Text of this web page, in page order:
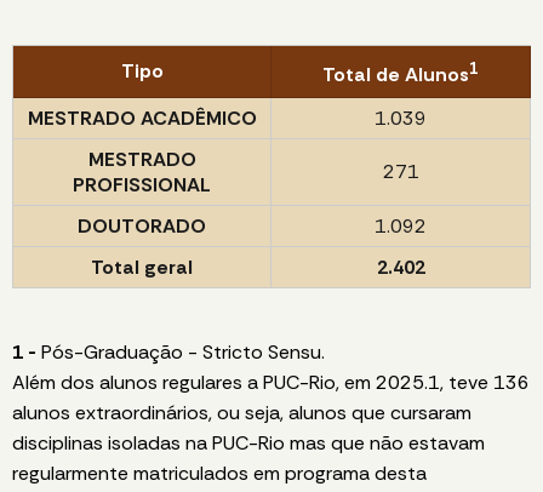
Tipo Total de Alunos1
MESTRADO ACADÊMICO
1.039
MESTRADO
PROFISSIONAL
271
DOUTORADO
1.092
Total geral
2.402
1 - Pós-Graduação - Stricto Sensu.
Além dos alunos regulares a PUC-Rio, em 2025.1, teve 136
alunos extraordinários, ou seja, alunos que cursaram
disciplinas isoladas na PUC-Rio mas que não estavam
regularmente matriculados em programa desta